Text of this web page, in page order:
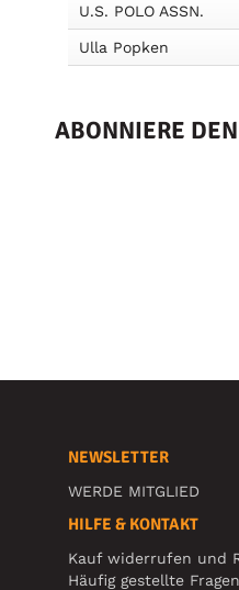
U.S. POLO ASSN.
Ulla Popken
ABONNIERE
NEWSLETTER
WERDE MITGLIED
HILFE & KONTAKT
Kauf widerrufen und
Häufig gestellte Fragen